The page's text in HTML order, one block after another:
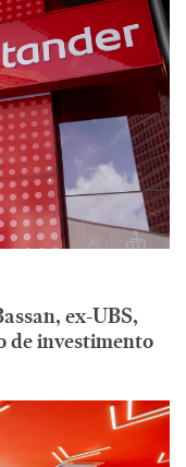
ex-UBS,
de investimento